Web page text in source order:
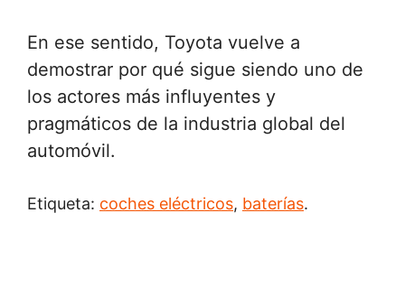
En ese sentido, Toyota vuelve a
demostrar por qué sigue siendo uno de
los actores más influyentes y
pragmáticos de la industria global del
automóvil.
Etiqueta: coches eléctricos, baterías.